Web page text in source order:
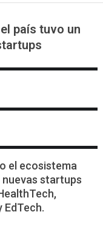
país tuvo un
el ecosistema
startups
EdTech.